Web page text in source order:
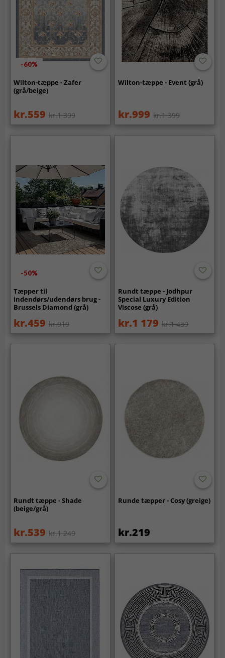
-60%
Wilton-tæppe - Zafer
(grå/beige)
kr.559 kr.1 399
Wilton-tæppe - Event (grå)
kr.999 kr.1 399
-50%
Tæpper til
indendørs/udendørs brug -
Brussels Diamond (grå)
kr.459 kr.919
Rundt tæppe - Jodhpur
Special Luxury Edition
Viscose (grå)
kr.1 179 kr.1 439
Rundt tæppe - Shade
(beige/grå)
kr.539 kr.1 249
Runde tæpper - Cosy (greige)
kr.219